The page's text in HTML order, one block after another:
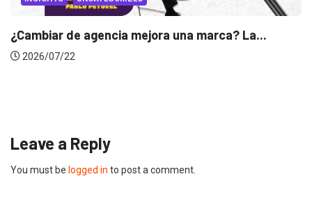
una marca? La... INSIGHTS
Leave a Reply
You must be logged in to post a comment.